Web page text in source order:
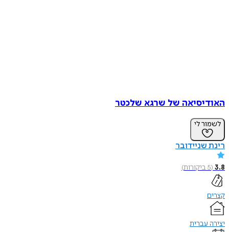
האודיסיאה של שרגא שלכטר
לשמור לי
רינת שניידובר
3.8
(
5ביקורות)
קצרים
יצירה עברית